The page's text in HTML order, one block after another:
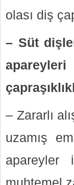
olası diş
– Süt
– Zararlı
uzamış
apareyler